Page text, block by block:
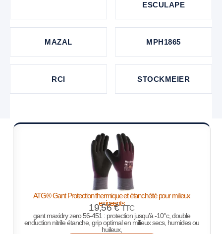
ESCULAPE
MAZAL MPH1865
RCI STOCKMEIER
ATG® Gant Protection thermique et étanchéité pour milieux
exigeants
19,56€ TTC
gant maxidry zero 56-451 : protection jusqu’à -10°c, double
enduction nitrile étanche, grip optimal en milieux secs, humides ou
huileux,